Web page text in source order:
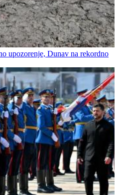
upozorenje, Dunav na rekordno